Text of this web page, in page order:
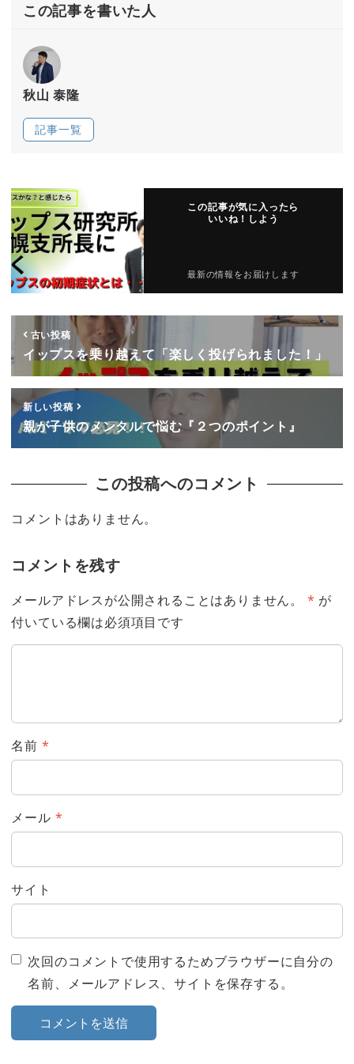
この記事を書いた人
秋山 泰隆
記事一覧
この記事が気に入ったら
いいね！しよう
最新の情報をお届けします
古い投稿
イップスを乗り越えて「楽しく投げられました！」
新しい投稿
親が子供のメンタルで悩む『２つのポイント』
この投稿へのコメント
コメントはありません。
コメントを残す
メールアドレスが公開されることはありません。 * が
付いている欄は必須項目です
名前 *
メール *
サイト
次回のコメントで使用するためブラウザーに自分の
名前、メールアドレス、サイトを保存する。